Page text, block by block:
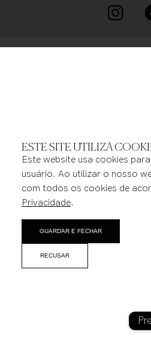
ESTE SITE UTILIZA
Este website usa cookies
usuário. Ao utilizar o nosso
com todos os cookies de
Privacidade.
GUARDAR E FECHAR
RECUSAR